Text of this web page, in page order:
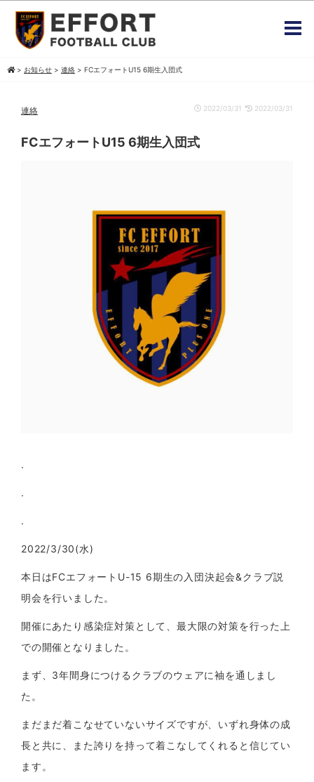
> お知らせ > 連絡 > FCエフォートU15 6期生入団式
連絡 2022/03/31 2022/03/31
FCエフォートU15 6期生入団式
.
.
.
2022/3/30(水)
本日はFCエフォート U-15 6期生の入団決起会&クラブ説
明会を行いました。
開催にあたり感染症対策として、最大限の対策を行った上
での開催となりました。
まず、 3年間身につけるクラブのウェアに袖を通しまし
た。
まだまだ着こなせていないサイズですが、いずれ身体の成
長と共に、また誇りを持って着こなしてくれると信じてい
ます。